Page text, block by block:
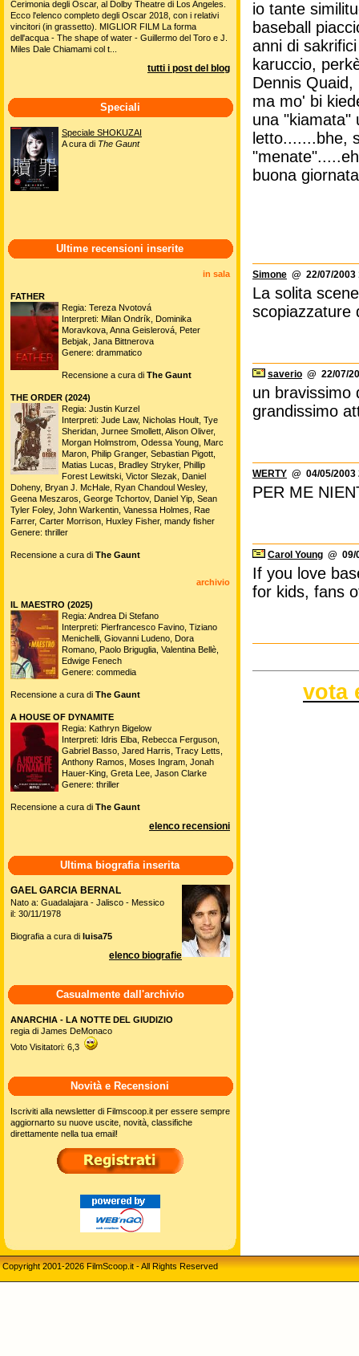
io tante
baseball
anni di
karuccio,
Dennis
ma mo' bi
una "kiamata"
letto.......bhe,
buona
Simone @ 22/07/2003
La solita
scopiazzature
saverio @ 22/07/
un bravissimo
grandissimo
WERTY @ 04/05/2003
PER ME
Carol Young @ 09/
If you love
for kids, fans
vota
Cerimonia degli Oscar, al Dolby Theatre di Los Angeles.
Ecco l'elenco completo degli Oscar 2018, con i relativi
vincitori (in grassetto). MIGLIOR FILM La forma
dell'acqua - The shape of water - Guillermo del Toro e J.
Miles Dale Chiamami col t...
tutti i post del blog
Speciali
Speciale SHOKUZAI
A cura di The Gaunt
Ultime recensioni inserite
in sala
FATHER
Regia: Tereza Nvotová
Interpreti: Milan Ondrík, Dominika
Moravkova, Anna Geislerová, Peter
Bebjak, Jana Bittnerova
Genere: drammatico
Recensione a cura di The Gaunt
THE ORDER (2024)
Regia: Justin Kurzel
Interpreti: Jude Law, Nicholas Hoult, Tye
Sheridan, Jurnee Smollett, Alison Oliver,
Morgan Holmstrom, Odessa Young, Marc
Maron, Philip Granger, Sebastian Pigott,
Matias Lucas, Bradley Stryker, Phillip
Forest Lewitski, Victor Slezak, Daniel
Doheny, Bryan J. McHale, Ryan Chandoul Wesley,
Geena Meszaros, George Tchortov, Daniel Yip, Sean
Tyler Foley, John Warkentin, Vanessa Holmes, Rae
Farrer, Carter Morrison, Huxley Fisher, mandy fisher
Genere: thriller
Recensione a cura di The Gaunt
archivio
IL MAESTRO (2025)
Regia: Andrea Di Stefano
Interpreti: Pierfrancesco Favino, Tiziano
Menichelli, Giovanni Ludeno, Dora
Romano, Paolo Briguglia, Valentina Bellè,
Edwige Fenech
Genere: commedia
Recensione a cura di The Gaunt
A HOUSE OF DYNAMITE
Regia: Kathryn Bigelow
Interpreti: Idris Elba, Rebecca Ferguson,
Gabriel Basso, Jared Harris, Tracy Letts,
Anthony Ramos, Moses Ingram, Jonah
Hauer-King, Greta Lee, Jason Clarke
Genere: thriller
Recensione a cura di The Gaunt
elenco recensioni
Ultima biografia inserita
GAEL GARCIA BERNAL
Nato a: Guadalajara - Jalisco - Messico
il: 30/11/1978
Biografia a cura di luisa75
elenco biografie
Casualmente dall'archivio
ANARCHIA - LA NOTTE DEL GIUDIZIO
regia di James DeMonaco
Voto Visitatori: 6,3
Novità e Recensioni
Iscriviti alla newsletter di Filmscoop.it per essere sempre
aggiornarto su nuove uscite, novità, classifiche
direttamente nella tua email!
Copyright 2001-2026 FilmScoop.it - All Rights Reserved